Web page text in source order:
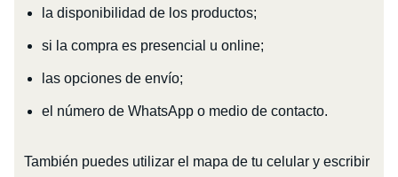
la disponibilidad de los productos;
si la compra es presencial u online;
las opciones de envío;
el número de WhatsApp o medio de contacto.
También puedes utilizar el mapa de tu celular y escribir